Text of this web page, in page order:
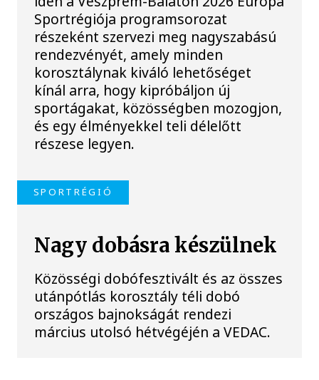
Sportrégiója programsorozat
részeként szervezi meg nagyszabású
rendezvényét, amely minden
korosztálynak kiváló lehetőséget
kínál arra, hogy kipróbáljon új
sportágakat, közösségben mozogjon,
és egy élményekkel teli délelőtt
részese legyen.
SPORTRÉGIÓ
Nagy dobásra készülnek
Közösségi dobófesztivált és az összes
utánpótlás korosztály téli dobó
országos bajnokságát rendezi
március utolsó hétvégéjén a VEDAC.